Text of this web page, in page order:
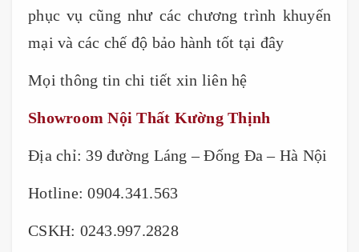
phục vụ cũng như các chương trình khuyến
mại và các chế độ bảo hành tốt tại đây
Mọi thông tin chi tiết xin liên hệ
Showroom Nội Thất Kường Thịnh
Địa chỉ: 39 đường Láng – Đống Đa – Hà Nội
Hotline: 0904.341.563
CSKH: 0243.997.2828